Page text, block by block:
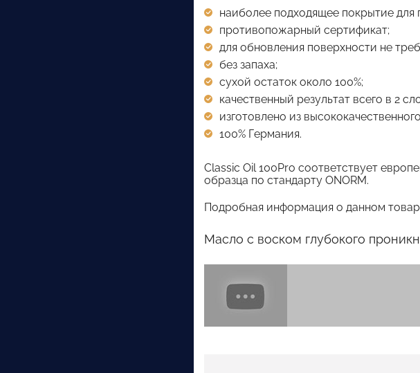
наиболее подходящее покрытие
противопожарный сертификат;
для обновления поверхности не
без запаха;
сухой остаток около 100%;
качественный результат всего в 2
изготовлено из
100% Германия.
Classic Oil 100Pro соответствует
образца по стандарту ONORM.
Подробная информация о данном
Масло с воском глубокого